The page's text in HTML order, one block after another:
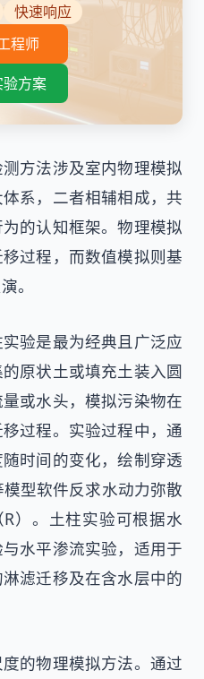
快速响应
程师
方案
方法涉及室内物理模拟
系，二者相辅相成，共
的认知框架。物理模拟
过程，而数值模拟则基
。
验是最为经典且广泛应
原状土或填充土装入圆
或水头，模拟污染物在
过程。实验过程中，通
时间的变化，绘制穿透
型软件反求水动力弥散
）。土柱实验可根据水
水平渗流实验，适用于
滤迁移及在含水层中的
的物理模拟方法。通过